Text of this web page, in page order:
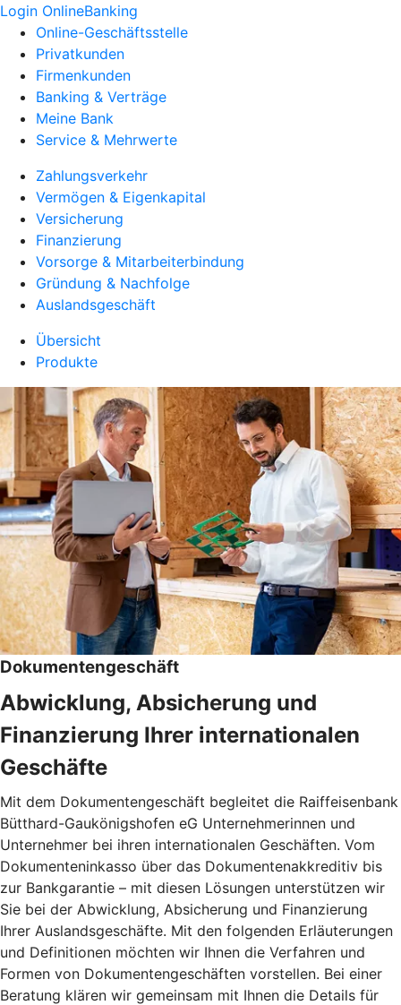
Login OnlineBanking
Online-Geschäftsstelle
Privatkunden
Firmenkunden
Banking & Verträge
Meine Bank
Service & Mehrwerte
Zahlungsverkehr
Vermögen & Eigenkapital
Versicherung
Finanzierung
Vorsorge & Mitarbeiterbindung
Gründung & Nachfolge
Auslandsgeschäft
Übersicht
Produkte
Dokumentengeschäft
Abwicklung, Absicherung und
Finanzierung Ihrer internationalen
Geschäfte
Mit dem Dokumentengeschäft begleitet die Raiffeisenbank
Bütthard-Gaukönigshofen eG Unternehmerinnen und
Unternehmer bei ihren internationalen Geschäften. Vom
Dokumenteninkasso über das Dokumentenakkreditiv bis
zur Bankgarantie – mit diesen Lösungen unterstützen wir
Sie bei der Abwicklung, Absicherung und Finanzierung
Ihrer Auslandsgeschäfte. Mit den folgenden Erläuterungen
und Definitionen möchten wir Ihnen die Verfahren und
Formen von Dokumentengeschäften vorstellen. Bei einer
Beratung klären wir gemeinsam mit Ihnen die Details für